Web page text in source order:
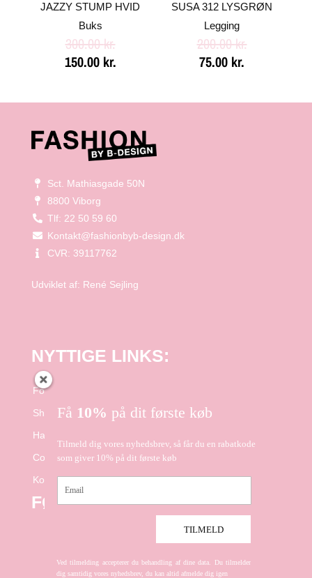
JAZZY STUMP HVID
Buks
300.00kr.
150.00 kr.
SUSA 312 LYSGRØN
Legging
200.00kr.
75.00 kr.
Sct. Mathiasgade 50N
8800 Viborg
Tlf: 22 50 59 60
Kontakt@fashionbyb-design.dk
CVR: 39117762
Udviklet af: René Sejling
NYTTIGE LINKS:
Forside
Shop
Handelsbetingelser
Cookie- og Privatlivspolitik
Kontakt
FØLG OS PÅ FACEBOOK
Få 10% på dit første køb
Tilmeld dig vores nyhedsbrev, så får du en rabatkode
som giver 10% på dit første køb
Ved tilmelding accepterer du behandling af dine data. Du tilmelder
dig samtidig vores nyhedsbrev, du kan altid afmelde dig igen
Email
TILMELD